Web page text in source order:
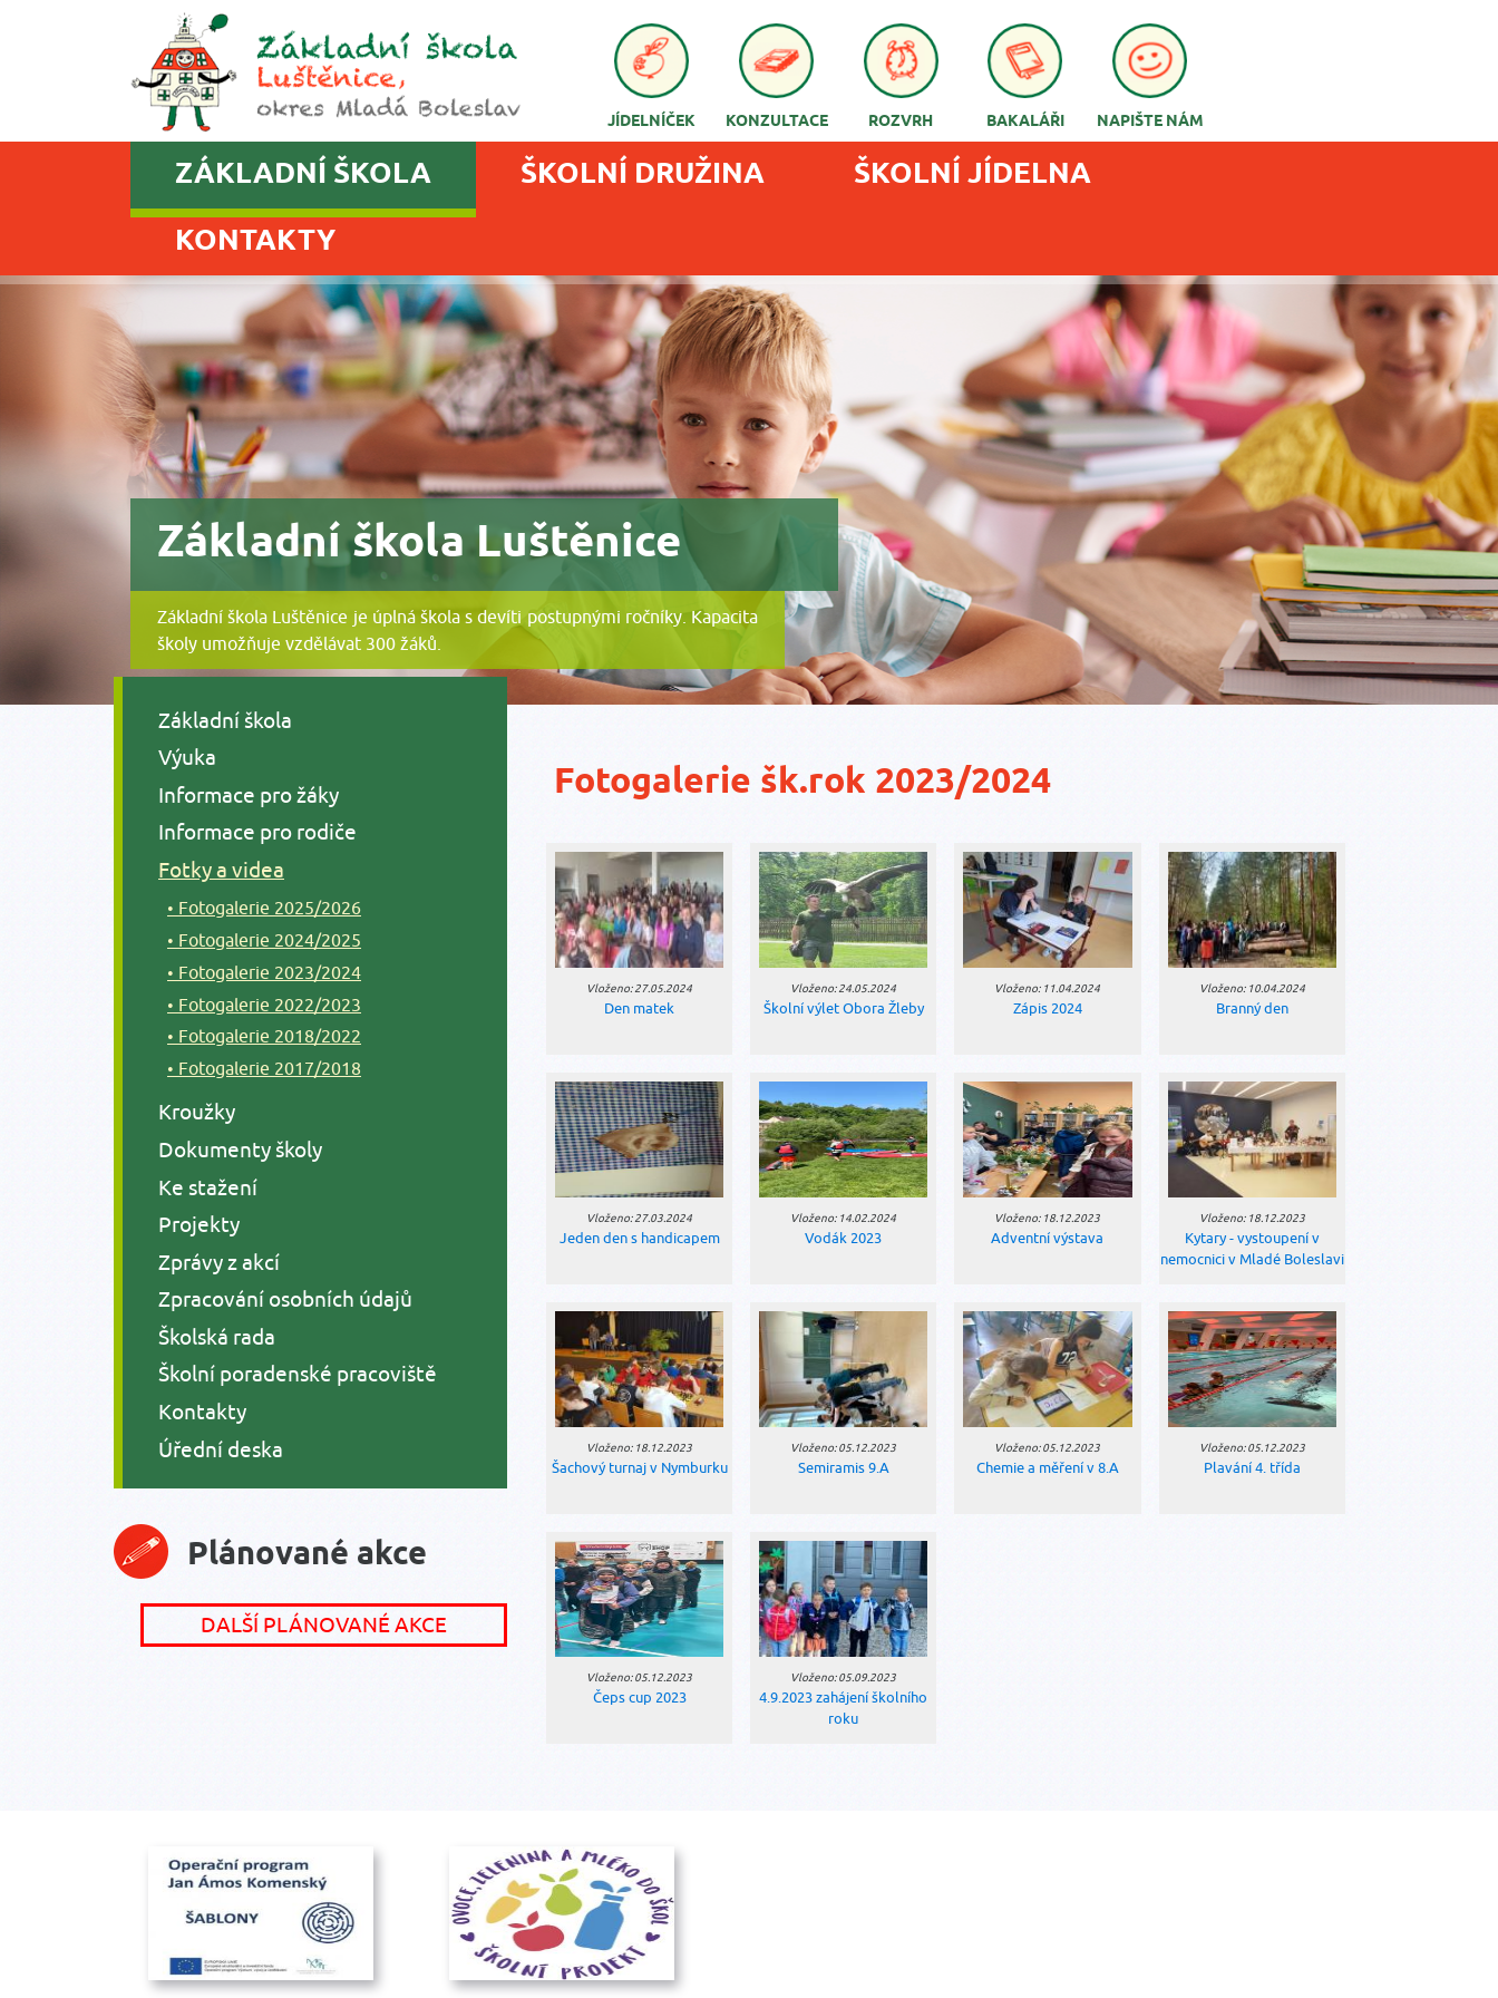
JÍDELNÍČEK KONZULTACE ROZVRH BAKALÁŘI NAPIŠTE NÁM
ZÁKLADNÍ ŠKOLA
Základní škola
Výuka
Informace pro žáky
Informace pro rodiče
Fotky a videa
Fotogalerie 2025/2026
Fotogalerie 2024/2025
Fotogalerie 2023/2024
Fotogalerie 2022/2023
Fotogalerie 2018/2022
Fotogalerie 2017/2018
Kroužky
Dokumenty školy
Ke stažení
Projekty
Zprávy z akcí
Zpracování osobních údajů
Školská rada
Školní poradenské pracoviště
Kontakty
Úřední deska
Plánované akce
DALŠÍ PLÁNOVANÉ AKCE
ŠKOLNÍ DRUŽINA
ŠKOLNÍ JÍDELNA
KONTAKTY
Základní škola Luštěnice
Základní škola Luštěnice je úplná škola s devíti postupnými ročníky. Kapacita
školy umožňuje vzdělávat 300 žáků.
Fotogalerie šk.rok 2023/2024
Vloženo: 27.05.2024
Den matek
Vloženo: 24.05.2024
Školní výlet Obora Žleby
Vloženo: 11.04.2024
Zápis 2024
Vloženo: 10.04.2024
Branný den
Vloženo: 27.03.2024
Jeden den s handicapem
Vloženo: 14.02.2024
Vodák 2023
Vloženo: 18.12.2023
Adventní výstava
Vloženo: 18.12.2023
Kytary - vystoupení v
nemocnici v Mladé Boleslavi
Vloženo: 18.12.2023
Šachový turnaj v Nymburku
Vloženo: 05.12.2023
Semiramis 9.A
Vloženo: 05.12.2023
Chemie a měření v 8.A
Vloženo: 05.12.2023
Plavání 4. třída
Vloženo: 05.12.2023
Čeps cup 2023
Vloženo: 05.09.2023
4.9.2023 zahájení školního
roku